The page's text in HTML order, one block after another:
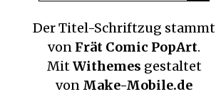
Der Titel-Schriftzug stammt
von Frät Comic PopArt.
MitWithemes gestaltet
von Make-Mobile.de